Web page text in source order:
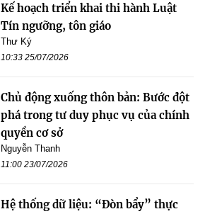
Kế hoạch triển khai thi hành Luật
Tín ngưỡng, tôn giáo
Thư Ký
10:33 25/07/2026
Chủ động xuống thôn bản: Bước đột
phá trong tư duy phục vụ của chính
quyền cơ sở
Nguyễn Thanh
11:00 23/07/2026
Hệ thống dữ liệu: “Đòn bẩy” thực